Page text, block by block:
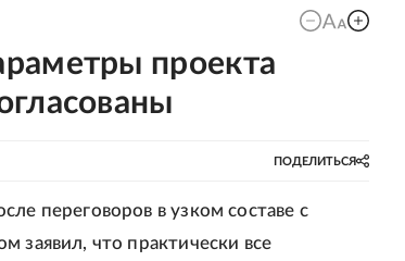
проекта
ПОДЕЛИТЬСЯ
переговоров в узком составе с
заявил, что практически все